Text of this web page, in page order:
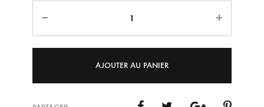
AJOUTER AU PANIER